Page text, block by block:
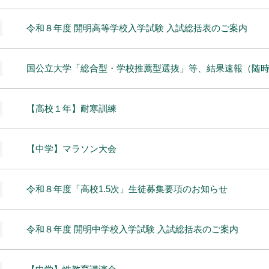
令和８年度 開明高等学校入学試験 入試総括表のご案内
国公立大学「総合型・学校推薦型選抜」等、結果速報（随
【高校１年】耐寒訓練
【中学】マラソン大会
令和８年度「高校1.5次」生徒募集要項のお知らせ
令和８年度 開明中学校入学試験 入試総括表のご案内